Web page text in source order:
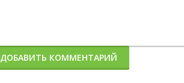
ДОБАВИТЬ КОММЕНТАРИЙ